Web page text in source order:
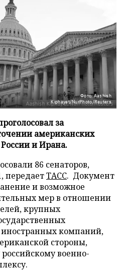
Фото: Aashish
Kiphayet/NurPhoto/Reuters
за
американских
и Ирана.
86 сенаторов,
передаетТАСС. Документ
и возможное
мер в отношении
крупных
компаний,
стороны,
военно-